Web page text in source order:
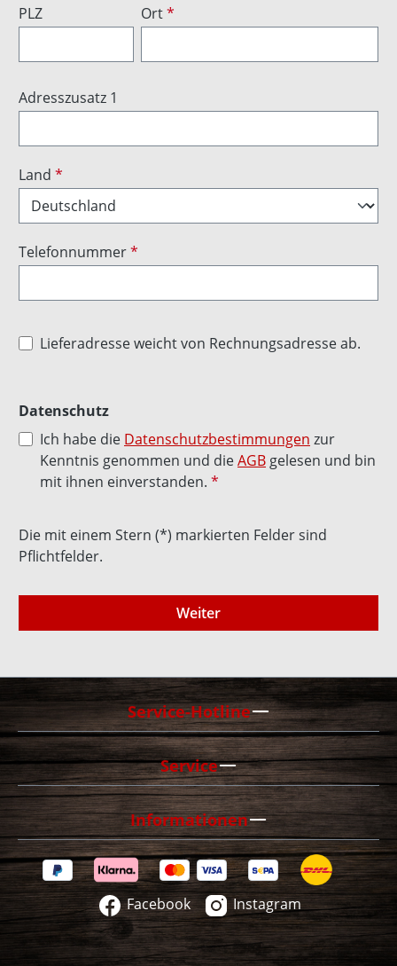
PLZ Ort*
Adresszusatz 1
Land *
Telefonnummer*
Lieferadresse weicht von Rechnungsadresse ab.
Datenschutz
Ich habe die Datenschutzbestimmungen zur
Kenntnis genommen und dieAGB gelesen und bin
mit ihnen einverstanden. *
Die mit einem Stern (*) markierten Felder sind
Pflichtfelder.
Weiter
Service-Hotline
Service
Informationen
Facebook Instagram